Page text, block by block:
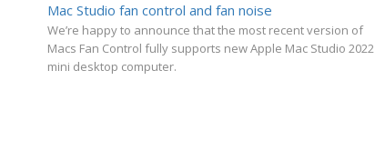
Mac Studio fan control and fan noise
We’re happy to announce that the most recent version of
Macs Fan Control fully supports new Apple Mac Studio 2022
mini desktop computer.